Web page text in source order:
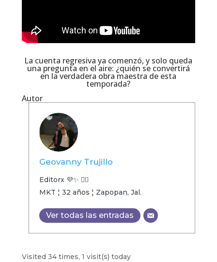
La cuenta regresiva ya comenzó, y solo queda
una pregunta en el aire: ¿quién se convertirá
en la verdadera obra maestra de esta
temporada?
Autor
Geovanny Trujillo
Editorx 💜✨ 🏳️‍🌈
MKT ¦ 32 años ¦ Zapopan, Jal.
Ver todas las entradas
Visited 34 times, 1 visit(s) today